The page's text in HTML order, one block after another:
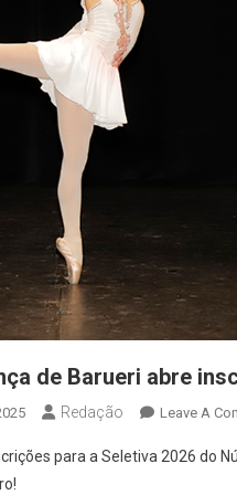
de Barueri abre
Redação Leave A
para a Seletiva 2026 do